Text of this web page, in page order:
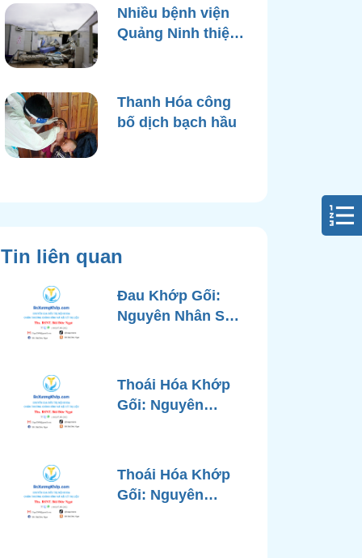
Nhiều bệnh viện
Quảng Ninh thiệt
Yagi
Thanh Hóa công
bố dịch bạch hầu
Tin liên quan
Đau Khớp Gối:
Nguyên Nhân Sâu
Phương Pháp
Điều Trị Tiên Tiến
Từ Góc Nhìn Bác
Thoái Hóa Khớp
Gối: Nguyên
Đoán và Các
Phương Pháp
Điều Trị Chuẩn Y
Thoái Hóa Khớp
Gối: Nguyên